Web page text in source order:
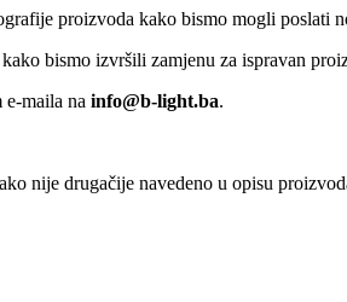
proizvoda kako bismo mogli poslati
bismo izvršili zamjenu za ispravan
e-maila na info@b-light.ba.
nije drugačije navedeno u opisu